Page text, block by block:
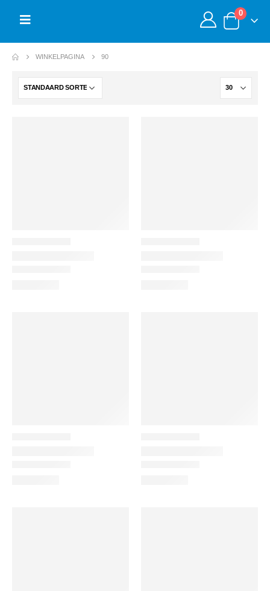
0
WINKELPAGINA 90